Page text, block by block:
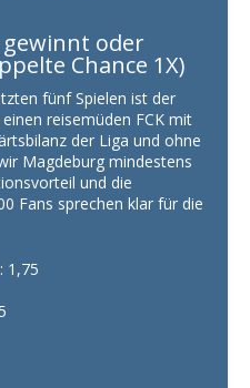
oder
Chance 1X)
fünf Spielen ist der
reisemüden FCK mit
der Liga und ohne
Magdeburg mindestens
und die
Fans sprechen klar für die
1,75